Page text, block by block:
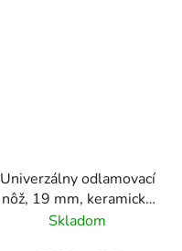
Univerzálny odlamovací
nôž, 19 mm, keramická
čepeľ, WEDO, "CERA-
Skladom